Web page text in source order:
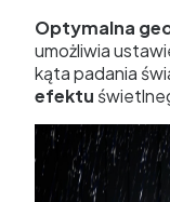
Optymalna
umożliwia
kąta padania
efektu